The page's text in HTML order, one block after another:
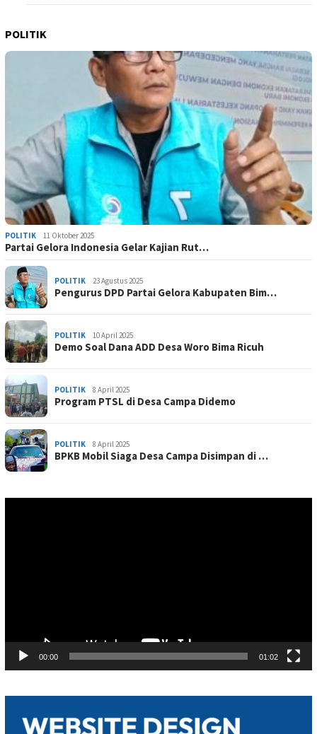
POLITIK
POLITIK 11 Oktober 2025
Partai Gelora Indonesia Gelar Kajian Rut…
POLITIK 23 Agustus 2025
Pengurus DPD Partai Gelora Kabupaten Bim…
POLITIK 10 April 2025
Demo Soal Dana ADD Desa Woro Bima Ricuh
POLITIK 8 April 2025
Program PTSL di Desa Campa Didemo
POLITIK 8 April 2025
BPKB Mobil Siaga Desa Campa Disimpan di …
00:00 01:02